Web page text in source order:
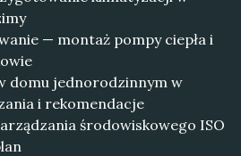
— montaż pompy ciepła i
domu jednorodzinnym w
i rekomendacje
środowiskowego ISO